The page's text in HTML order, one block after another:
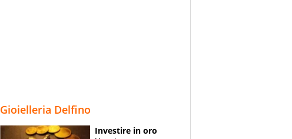
Gioielleria Delfino
Investire in oro